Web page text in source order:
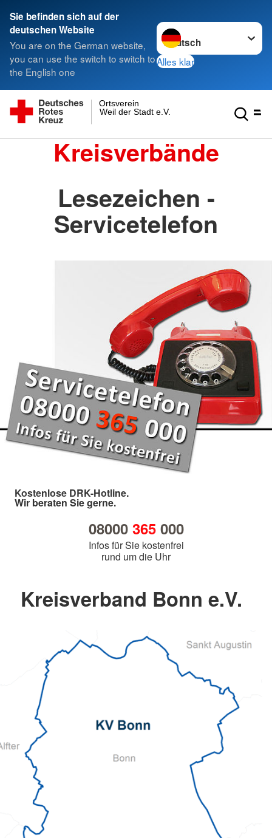
Sie befinden sich auf der
deutschen Website
You are on the German website,
you can use the switch to switch to
the English one
Sprache wechseln zu
Alles klar
Weil der Stadt e.V.
Ortsverein
Kreisverbände
Lesezeichen -
Servicetelefon
Kostenlose DRK-Hotline.
Wir beraten Sie gerne.
08000 365000
Infos für Sie kostenfrei
rund um die Uhr
Kreisverband Bonn e.V.